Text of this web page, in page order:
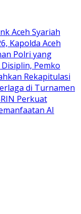
Aceh Syariah
Kapolda Aceh
Polri yang
Pemko
Rekapitulasi
di Turnamen
Perkuat
AI